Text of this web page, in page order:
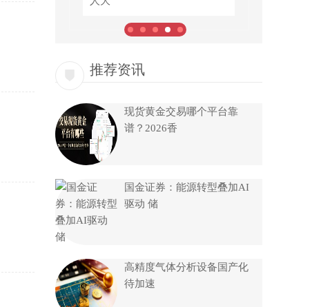
推荐资讯
现货黄金交易哪个平台靠
谱？2026香
国金证券：能源转型叠加AI
驱动 储
高精度气体分析设备国产化
待加速